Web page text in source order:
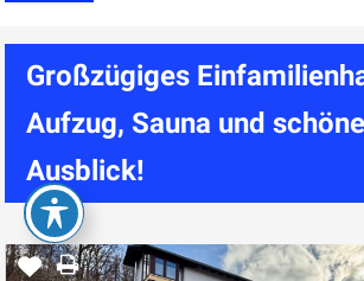
Großzügiges
Aufzug, Sauna und
Ausblick!